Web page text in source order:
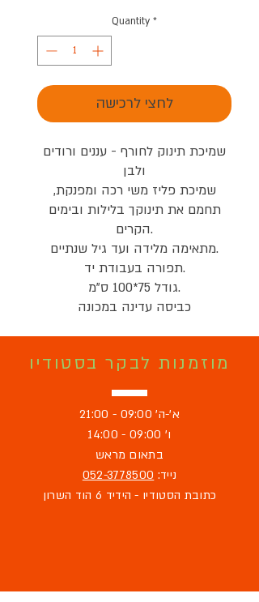
Quantity *
לחצי לרכישה
שמיכת תינוק לחורף - עננים ורודים
ולבן
שמיכת פליז משי רכה ומפנקת,
תחמם את תינוקך בלילות ובימים
הקרים.
מתאימה מלידה ועד גיל שנתיים.
תפורה בעבודת יד.
גודל 75*100 ס"מ.
כביסה עדינה במכונה
מוזמנות לבקר בסטודיו
א'-ה' 09:00 - 21:00
ו' 09:00 - 14:00
בתאום מראש
נייד: 052-3778500
כתובת הסטודיו - הידיד 6 הוד השרון